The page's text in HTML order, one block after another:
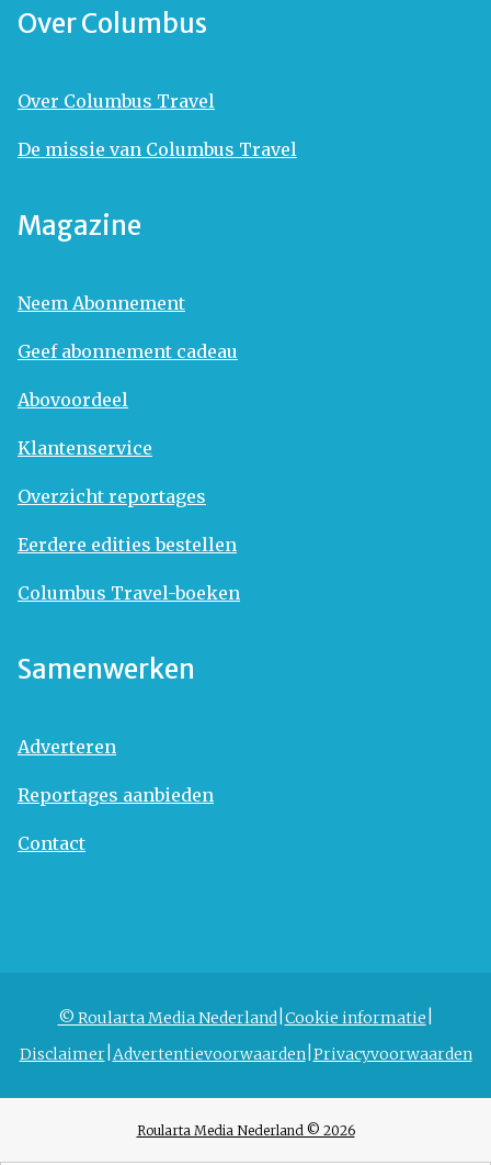
Over Columbus
Over Columbus Travel
De missie van Columbus Travel
Magazine
Neem Abonnement
Geef abonnement cadeau
Abovoordeel
Klantenservice
Overzicht reportages
Eerdere edities bestellen
Columbus Travel-boeken
Samenwerken
Adverteren
Reportages aanbieden
Contact
© Roularta Media Nederland Cookie informatie
Disclaimer Advertentievoorwaarden Privacyvoorwaarden
Roularta Media Nederland © 2026